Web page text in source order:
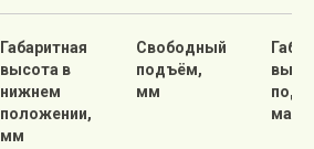
Габаритная
высота в
нижнем
положении,
мм
Свободный
подъём,
мм